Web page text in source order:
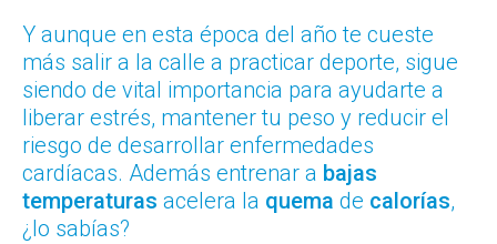
Y aunque en esta época del año te cueste
más salir a la calle a practicar deporte, sigue
siendo de vital importancia para ayudarte a
liberar estrés, mantener tu peso y reducir el
riesgo de desarrollar enfermedades
cardíacas. Además entrenar a bajas
temperaturas acelera la quema de calorías,
¿lo sabías?